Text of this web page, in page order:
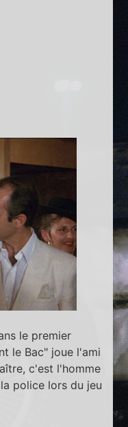
le premier
le Bac" joue l'ami
c'est l'homme
police lors du jeu